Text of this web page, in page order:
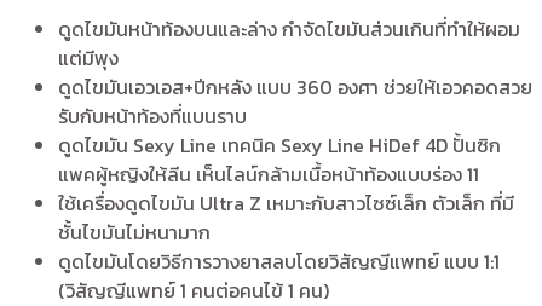
ดูดไขมันหน้าท้องบนและล่าง กำจัดไขมันส่วนเกินที่ทำให้ผอม
แต่มีพุง
ดูดไขมันเอวเอส+ปีกหลัง แบบ 360 องศา ช่วยให้เอวคอดสวย
รับกับหน้าท้องที่แบนราบ
ดูดไขมัน Sexy Line เทคนิค Sexy Line HiDef 4D ปั้นซิก
แพคผู้หญิงให้ลีน เห็นไลน์กล้ามเนื้อหน้าท้องแบบร่อง 11
ใช้เครื่องดูดไขมัน Ultra Z เหมาะกับสาวไซซ์เล็ก ตัวเล็ก ที่มี
ชั้นไขมันไม่หนามาก
ดูดไขมันโดยวิธีการวางยาสลบโดยวิสัญญีแพทย์ แบบ 1:1
(วิสัญญีแพทย์ 1 คนต่อคนไข้ 1 คน)